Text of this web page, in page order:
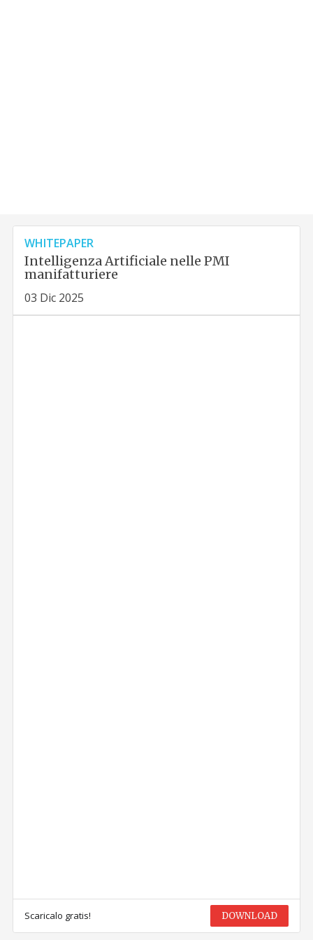
WHITEPAPER
Intelligenza Artificiale nelle PMI
manifatturiere
03 Dic 2025
Scaricalo gratis! DOWNLOAD